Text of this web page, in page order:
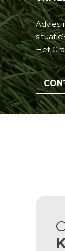
Advies
situatie
Het